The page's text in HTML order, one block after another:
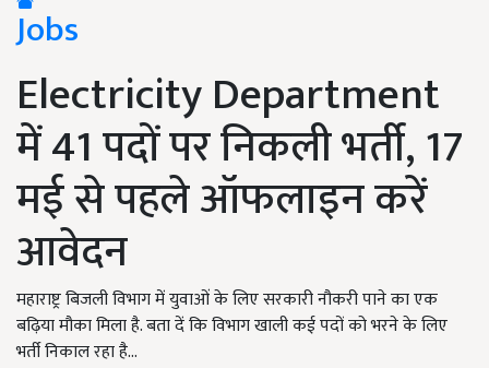
Jobs
Electricity Department
में 41 पदों पर निकली भर्ती, 17
मई से पहले ऑफलाइन करें
आवेदन
महाराष्ट्र बिजली विभाग में युवाओं के लिए सरकारी नौकरी पाने का एक
बढ़िया मौका मिला है. बता दें कि विभाग खाली कई पदों को भरने के लिए
भर्ती निकाल रहा है...